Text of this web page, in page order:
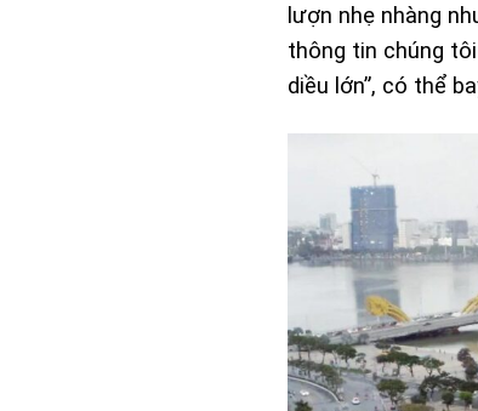
lượn nhẹ nhàng
thông tin chúng
diều lớn”, có thể